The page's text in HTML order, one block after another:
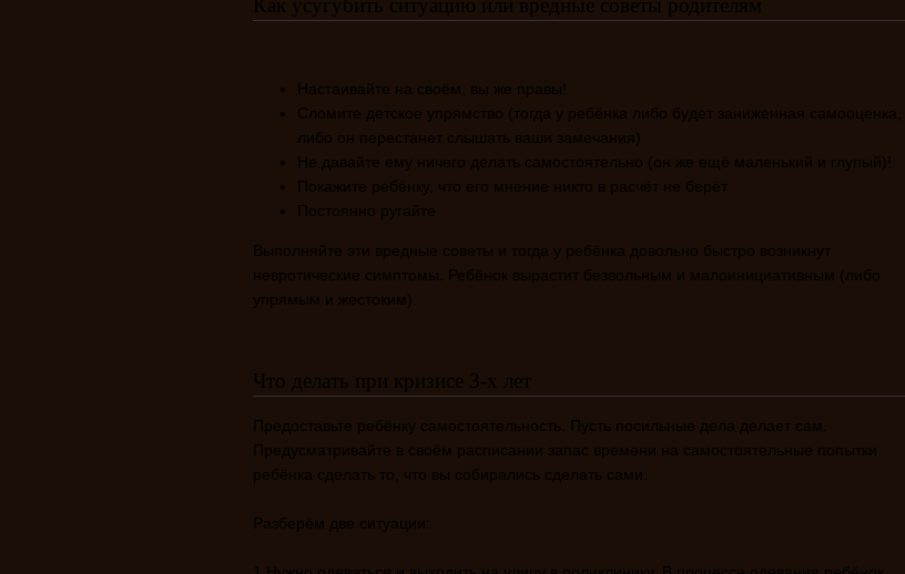
Настаивайте на своём, вы же правы!
Сломите детское упрямство (тогда у ребёнка либо будет заниженная самооценка,
либо он перестанет слышать ваши замечания)
Не давайте ему ничего делать самостоятельно (он же ещё маленький и глупый)!
Покажите ребёнку, что его мнение никто в расчёт не берёт
Постоянно ругайте
Выполняйте эти вредные советы и тогда у ребёнка довольно быстро возникнут
невротические симптомы. Ребёнок вырастит безвольным и малоинициативным (либо
упрямым и жестоким).
Что делать при кризисе 3-х лет
Предоставьте ребёнку самостоятельность. Пусть посильные дела делает сам.
Предусматривайте в своём расписании запас времени на самостоятельные попытки
ребёнка сделать то, что вы собирались сделать сами.
Разберём две ситуации: